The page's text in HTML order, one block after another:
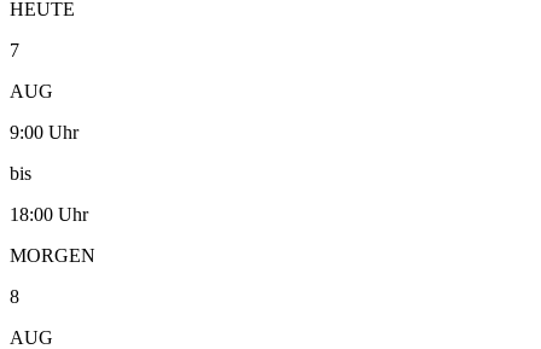
HEUTE
7
AUG
9:00 Uhr
bis
18:00 Uhr
MORGEN
8
AUG